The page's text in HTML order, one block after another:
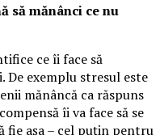
să mănânci ce nu
ce îi face să
De exemplu stresul este
mănâncă ca răspuns
îi va face să se
fie așa – cel puțin pentru